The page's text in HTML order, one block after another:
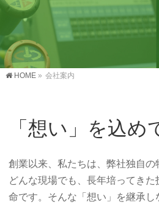
HOME » 会社案内
「想い」を込
創業以来、私たちは、弊社独自
どんな現場でも、長年培ってき
命です。そんな「想い」を継承